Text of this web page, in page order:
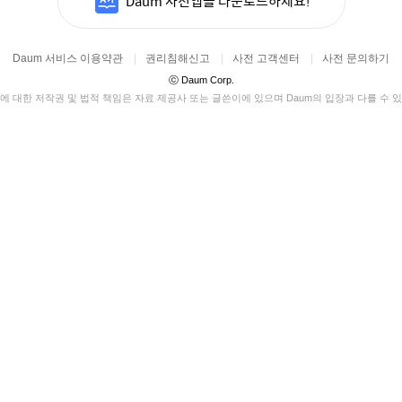
Daum 서비스 이용약관 권리침해신고 사전 고객센터 사전 문의하기
ⓒDaum Corp.
대한 저작권 및 법적 책임은 자료 제공사 또는 글쓴이에 있으며 Daum의 입장과 다를 수 있